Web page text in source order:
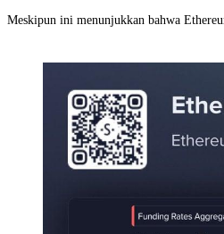
Meskipun ini menunjukkan bahwa